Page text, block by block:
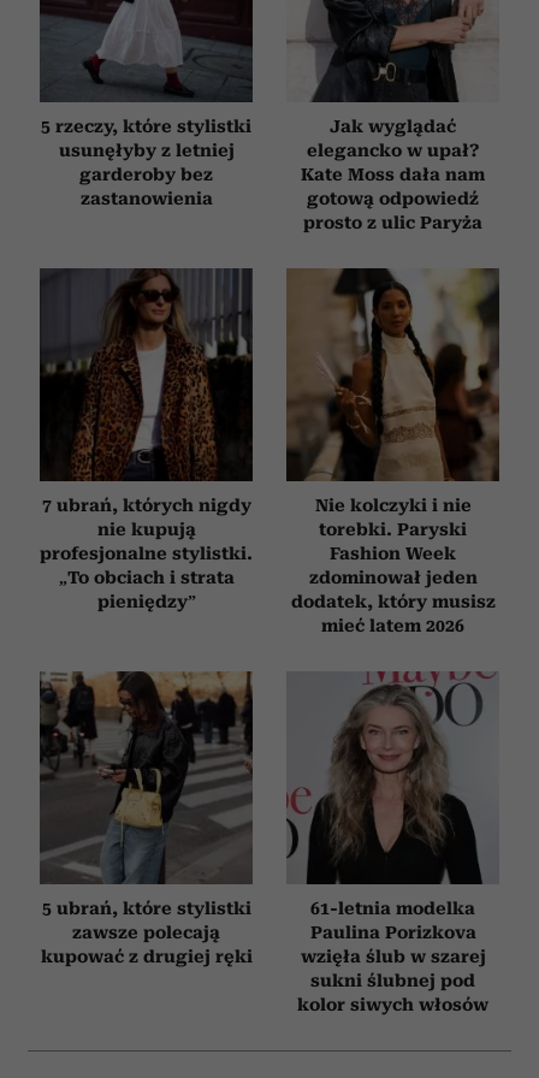
otrzymanymi od Ciebie lub uzyskanymi podczas
korzystania z ich usług.
5 rzeczy, które stylistki
usunęłyby z letniej
garderoby bez
zastanowienia
Jak wyglądać
elegancko w upał?
Kate Moss dała nam
gotową odpowiedź
prosto z ulic Paryża
7 ubrań, których nigdy
nie kupują
profesjonalne stylistki.
„To obciach i strata
pieniędzy”
Nie kolczyki i nie
torebki. Paryski
Fashion Week
zdominował jeden
dodatek, który musisz
mieć latem 2026
5 ubrań, które stylistki
zawsze polecają
kupować z drugiej ręki
61-letnia modelka
Paulina Porizkova
wzięła ślub w szarej
sukni ślubnej pod
kolor siwych włosów